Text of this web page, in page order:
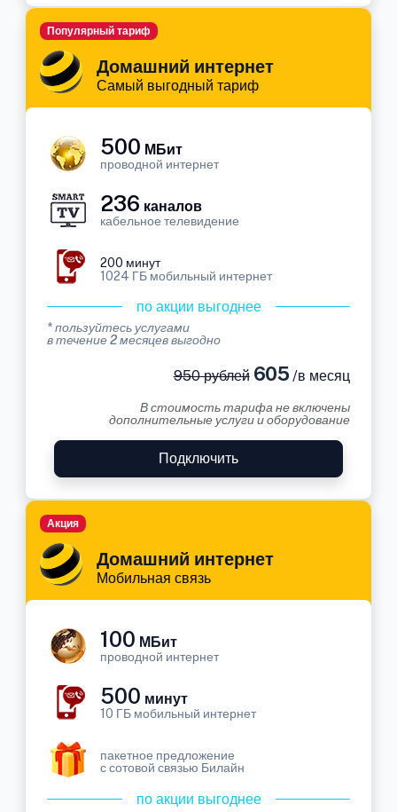
Домашний интернет
Самый выгодный тариф
Популярный тариф
500 МБит
проводной интернет
236 каналов
кабельное телевидение
200 минут
1024 ГБ мобильный интернет
по акции выгоднее
* пользуйтесь услугами
в течение 2 месяцев выгодно
950 рублей605 /в месяц
В стоимость тарифа не включены
дополнительные услуги и оборудование
Подключить
Домашний интернет
Мобильная связь
Акция
100 МБит
проводной интернет
500 минут
10 ГБ мобильный интернет
пакетное предложение
с сотовой связью Билайн
по акции выгоднее